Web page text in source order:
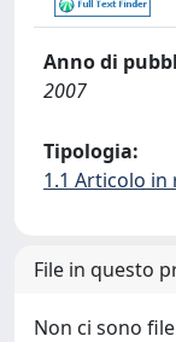
Anno di
2007
Tipologia:
1.1 Articolo in
File in questo
Non ci sono